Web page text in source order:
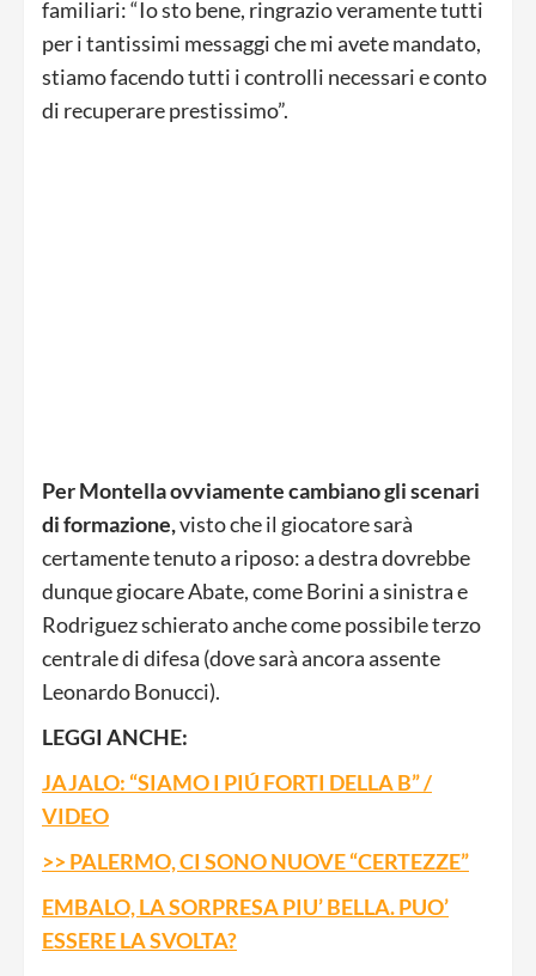
familiari: “Io sto bene, ringrazio veramente tutti
per i tantissimi messaggi che mi avete mandato,
stiamo facendo tutti i controlli necessari e conto
di recuperare prestissimo”.
Per Montella ovviamente cambiano gli scenari
di formazione,visto che il giocatore sarà
certamente tenuto a riposo: a destra dovrebbe
dunque giocare Abate, come Borini a sinistra e
Rodriguez schierato anche come possibile terzo
centrale di difesa (dove sarà ancora assente
Leonardo Bonucci).
LEGGI ANCHE:
JAJALO: “SIAMO I PIÚ FORTI DELLA B” /
VIDEO
>> PALERMO, CI SONO NUOVE “CERTEZZE”
EMBALO, LA SORPRESA PIU’ BELLA. PUO’
ESSERE LA SVOLTA?